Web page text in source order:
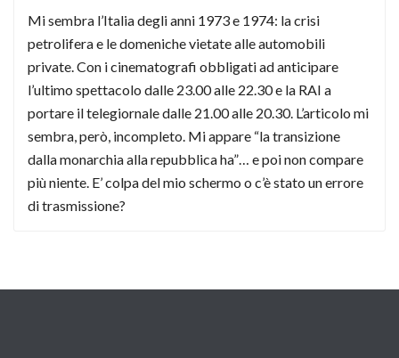
Mi sembra l’Italia degli anni 1973 e 1974: la crisi
petrolifera e le domeniche vietate alle automobili
private. Con i cinematografi obbligati ad anticipare
l’ultimo spettacolo dalle 23.00 alle 22.30 e la RAI a
portare il telegiornale dalle 21.00 alle 20.30. L’articolo mi
sembra, però, incompleto. Mi appare “la transizione
dalla monarchia alla repubblica ha”… e poi non compare
più niente. E’ colpa del mio schermo o c’è stato un errore
di trasmissione?